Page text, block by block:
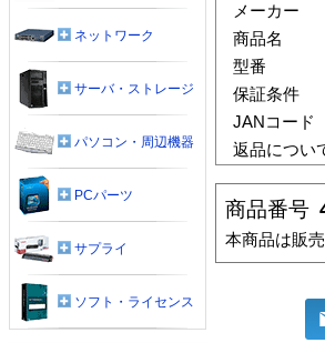
メーカー
商品名
型番
保証条件
JANコード
返品につい
商品番号
本商品は販
ネットワーク
サーバ・ストレージ
パソコン・周辺機器
PCパーツ
サプライ
ソフト・ライセンス